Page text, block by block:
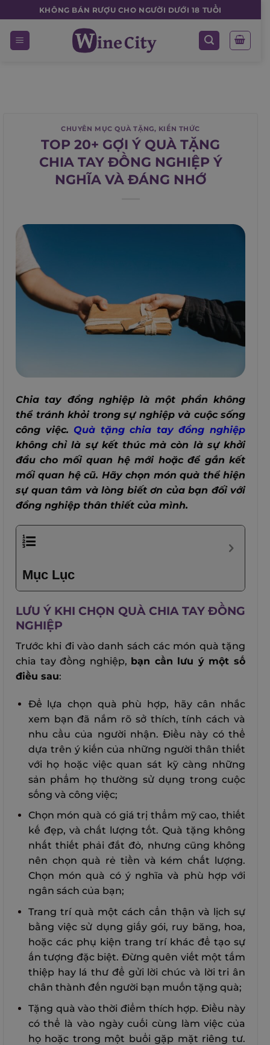
to
content
KHÔNG BÁN RƯỢU CHO NGƯỜI DƯỚI 18 TUỔI
CHUYÊN MỤC QUÀ TẶNG, KIẾN THỨC
TOP 20+ GỢI Ý QUÀ TẶNG
CHIA TAY ĐỒNG NGHIỆP Ý
NGHĨA VÀ ĐÁNG NHỚ
Chia tay đồng nghiệp là một phần không
thể tránh khỏi trong sự nghiệp và cuộc sống
công việc. Quà tặng chia tay đồng nghiệp
không chỉ là sự kết thúc mà còn là sự khởi
đầu cho mối quan hệ mới hoặc để gắn kết
mối quan hệ cũ. Hãy chọn món quà thể hiện
sự quan tâm và lòng biết ơn của bạn đối với
đồng nghiệp thân thiết của mình.
Mục Lục
LƯU Ý KHI CHỌN QUÀ CHIA TAY ĐỒNG
NGHIỆP
Trước khi đi vào danh sách các món quà tặng
chia tay đồng nghiệp, bạn cần lưu ý một số
điều sau:
Để lựa chọn quà phù hợp, hãy cân nhắc
xem bạn đã nắm rõ sở thích, tính cách và
nhu cầu của người nhận. Điều này có thể
dựa trên ý kiến của những người thân thiết
với họ hoặc việc quan sát kỹ càng những
sản phẩm họ thường sử dụng trong cuộc
sống và công việc;
Chọn món quà có giá trị thẩm mỹ cao, thiết
kế đẹp, và chất lượng tốt. Quà tặng không
nhất thiết phải đắt đỏ, nhưng cũng không
nên chọn quà rẻ tiền và kém chất lượng.
Chọn món quà có ý nghĩa và phù hợp với
ngân sách của bạn;
Trang trí quà một cách cẩn thận và lịch sự
bằng việc sử dụng giấy gói, ruy băng, hoa,
hoặc các phụ kiện trang trí khác để tạo sự
ấn tượng đặc biệt. Đừng quên viết một tấm
thiệp hay lá thư để gửi lời chúc và lời tri ân
chân thành đến người bạn muốn tặng quà;
Tặng quà vào thời điểm thích hợp. Điều này
có thể là vào ngày cuối cùng làm việc của
họ hoặc trong một buổi gặp mặt riêng tư.